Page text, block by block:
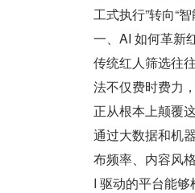
工式执行”转向“
一、AI 如何革新
传统红人筛选往
法不仅费时费力
正从根本上颠覆
通过大数据和机
布频率、内容风
I 驱动的平台能